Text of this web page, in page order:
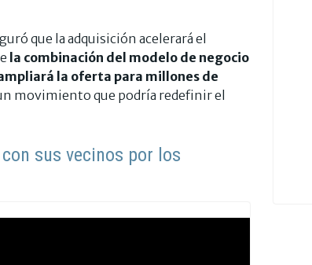
que la adquisición acelerará el
la combinación del modelo de negocio
la oferta para millones de
movimiento que podría redefinir el
sus vecinos por los